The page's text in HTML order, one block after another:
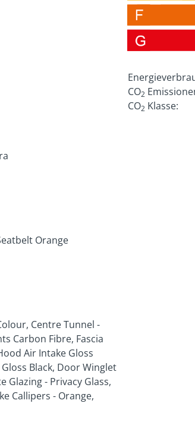
Orange
Centre Tunnel -
Carbon Fibre, Fascia
Air Intake Gloss
Black, Door Winglet
Glazing - Privacy Glass,
Callipers - Orange,
CO2
CO2 Klasse: